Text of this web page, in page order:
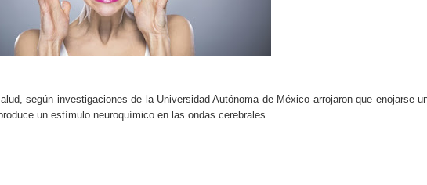
más relevante de la semana explicada sin tecnicismos
la forma de informarse en internet y qué viene después
algoritmos de recomendación musical en plataformas digitales
según investigaciones de la Universidad Autónoma de México arrojaron que enojarse
un estímulo neuroquímico en las ondas cerebrales.